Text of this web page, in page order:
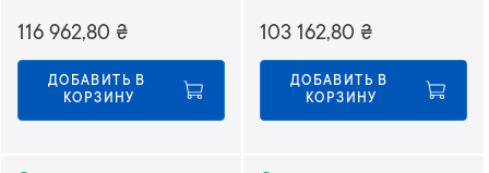
116 962,80 ₴
ДОБАВИТЬ В
КОРЗИНУ
103 162,80 ₴
ДОБАВИТЬ В
КОРЗИНУ